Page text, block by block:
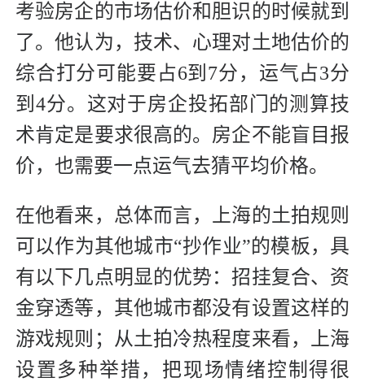
考验房企的市场估价和胆识的时候就到
了。他认为，技术、心理对土地估价的
综合打分可能要占6到7分，运气占3分
到4分。这对于房企投拓部门的测算技
术肯定是要求很高的。房企不能盲目报
价，也需要一点运气去猜平均价格。
在他看来，总体而言，上海的土拍规则
可以作为其他城市“抄作业”的模板，具
有以下几点明显的优势：招挂复合、资
金穿透等，其他城市都没有设置这样的
游戏规则；从土拍冷热程度来看，上海
设置多种举措，把现场情绪控制得很